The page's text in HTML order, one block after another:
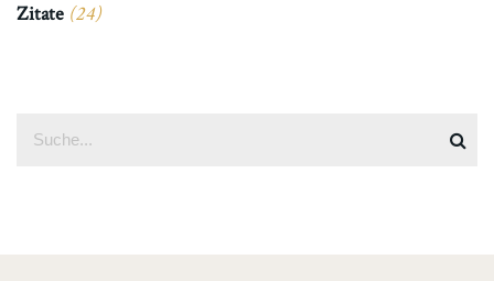
Zitate (24)